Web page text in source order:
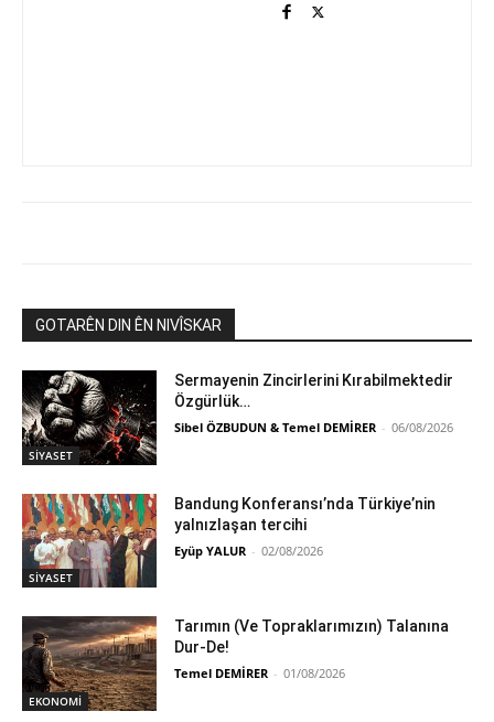
GOTARÊN DIN ÊN NIVÎSKAR
SİYASET
Sermayenin Zincirlerini Kırabilmektedir
Özgürlük…
Sibel ÖZBUDUN & Temel DEMİRER - 06/08/2026
SİYASET
Bandung Konferansı’nda Türkiye’nin
yalnızlaşan tercihi
Eyüp YALUR - 02/08/2026
EKONOMİ
Tarımın (Ve Topraklarımızın) Talanına
Dur-De!
Temel DEMİRER - 01/08/2026